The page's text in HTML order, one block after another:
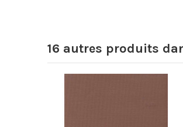
16 autres produits